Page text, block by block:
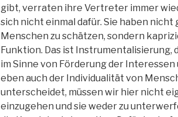
gibt, verraten ihre Vertreter immer
sich nicht einmal dafür. Sie haben nicht
Menschen zu schätzen, sondern
Funktion. Das ist Instrumentalisierung,
im Sinne von Förderung der Interessen
eben auch der Individualität von
unterscheidet, müssen wir hier nicht
einzugehen und sie weder zu